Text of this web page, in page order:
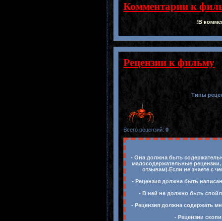
Комментарии к
!В
Рецензии к фильму
Типы
Всего рецензий: 0
- Она должна быть
малосодержательные
отзывам).Если не знаете с
- Рецензия должна быть
- В ней не должно быть
- Рецензия должна содержать
- Рецензии